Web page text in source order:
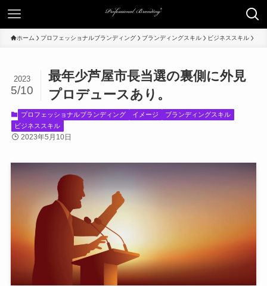
ホーム プロフェッショナルブランディング ブランディングスキル ビジネススキル
最年少芦屋市長当選の裏側に外見
プロデュースあり。
2023
5/10
プロフェッショナルブランディング イメージ
ブランディングスキル
ビジネススキル
2023年5月10日